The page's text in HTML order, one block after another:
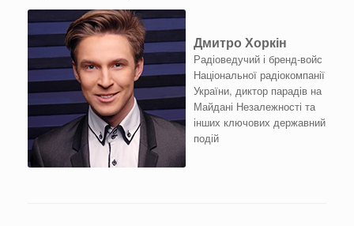
Дмитро Хоркін
Радіоведучий і бренд-войс
Національної радіокомпанії
України, диктор парадів на
Майдані Незалежності та
інших ключових державний
подій